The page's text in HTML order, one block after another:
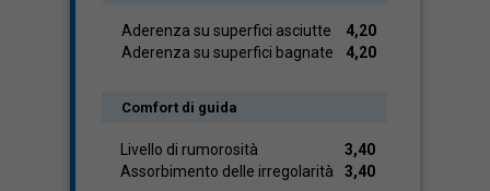
Aderenza su superfici asciutte
4,20
Aderenza su superfici bagnate
4,20
Comfort di guida
Livello di rumorosità
3,40
Assorbimento delle irregolarità
3,40